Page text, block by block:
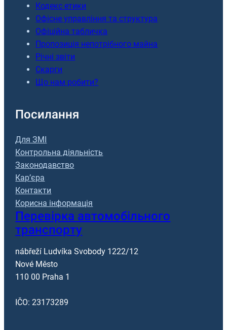
Кодекс етики
Офісне управління та структура
Офіційна табличка
Пропозиція непотрібного майна
Річні звіти
Скарги
Що нам робити?
Посилання
Для ЗМІ
Контрольна діяльність
Законодавство
Кар’єра
Контакти
Корисна інформація
Перевірка автомобільного
транспорту
nábřeží Ludvíka Svobody 1222/12
Nové Město
110 00 Praha 1
IČO: 23173289